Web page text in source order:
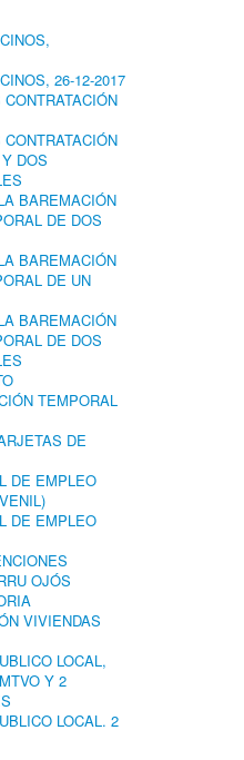
26-12-2017
DOS
BAREMACIÓN
DE DOS
BAREMACIÓN
DE UN
BAREMACIÓN
DE DOS
TEMPORAL
DE
DE EMPLEO
DE EMPLEO
OJÓS
VIVIENDAS
LOCAL,
Y 2
LOCAL. 2